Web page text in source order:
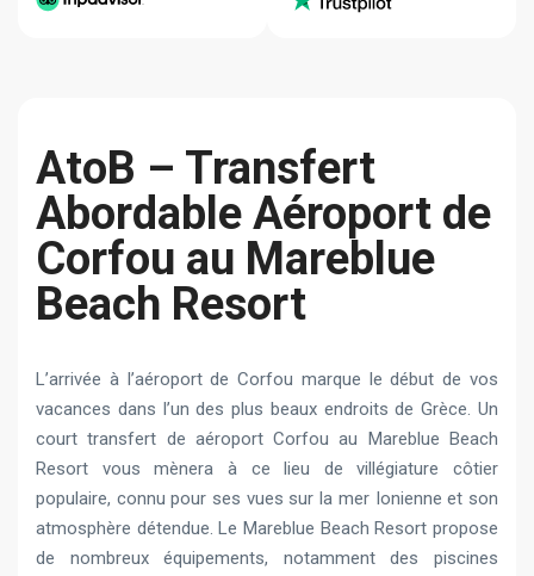
AtoB – Transfert
Abordable Aéroport de
Corfou au Mareblue
Beach Resort
L’arrivée à l’aéroport de Corfou marque le début de vos
vacances dans l’un des plus beaux endroits de Grèce. Un
court transfert de aéroport Corfou au Mareblue Beach
Resort vous mènera à ce lieu de villégiature côtier
populaire, connu pour ses vues sur la mer Ionienne et son
atmosphère détendue. Le Mareblue Beach Resort propose
de nombreux équipements, notamment des piscines